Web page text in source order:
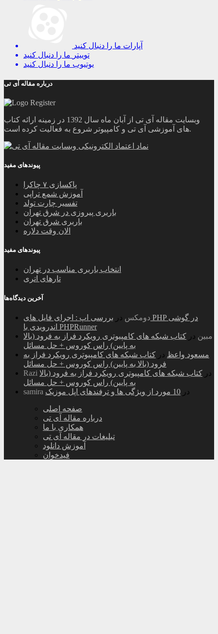
آپارات ما را دنبال کنید
توییتر ما را دنبال کنید
یوتیوب ما را دنبال کنید
درباره مقاله آی تی
وبسایت مقاله آی تی از آبان ماه سال 1392 در زمینه ارائه کتاب
های آموزشی آی تی و کامپیوتر شروع به فعالیت کرده است.
پیوندهای مفید
پاکسازی ۷ چاکرا
آموزش شمع تراپی
تفسیر چارت تولد
باربری پیروزی در شرق تهران
باربری شرق تهران
الان وقت دلاره
پیوندهای مفید
انتخاب باربری مناسب در تهران
تارهای اتری
آخرین دیدگاه‌ها
دومکس در بررسی اپ : اجرای فایل های PHP در گوشی
اندرویدی با PHPRunner
مبین در کتاب شبکه های کامپیوتری رویکرد فراز به فرود (بالا
به پایین) راس کوروس + حل مسائل
مسعود واعظ در کتاب شبکه های کامپیوتری رویکرد فراز به
فرود (بالا به پایین) راس کوروس + حل مسائل
Razi
در کتاب شبکه های کامپیوتری رویکرد فراز به فرود (بالا
به پایین) راس کوروس + حل مسائل
samira
در 10 مورد از ویژگی ها و ترفندهای اپل موزیک
صفحه اصلی
درباره مقاله آی تی
همکاری با ما
تبلیغات در مقاله آی تی
آموزش دانلود
فیدخوان